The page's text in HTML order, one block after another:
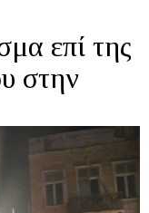
επί της
στην